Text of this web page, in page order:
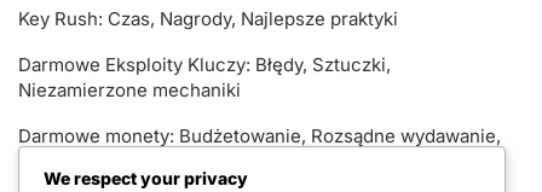
Key Rush: Czas, Nagrody, Najlepsze praktyki
Darmowe Eksploity Kluczy: Błędy, Sztuczki,
Niezamierzone mechaniki
Darmowe monety: Budżetowanie, Rozsądne wydawanie,
We respect your privacy